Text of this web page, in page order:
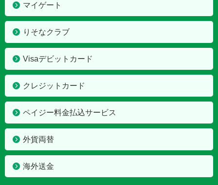
マイゲート
りそなクラブ
Visaデビットカード
クレジットカード
ペイジー料金払込サービス
外貨両替
海外送金